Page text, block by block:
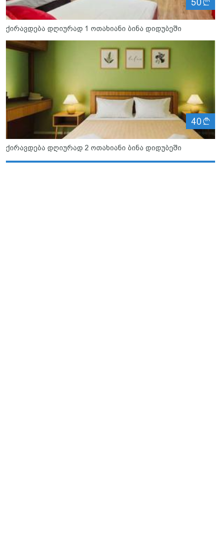
50
ქირავდება დღიურად 1 ოთახიანი ბინა დიდუბეში
40
ქირავდება დღიურად 2 ოთახიანი ბინა დიდუბეში